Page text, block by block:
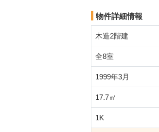
物件詳細情報
木造2階建
全8室
1999年3月
17.7㎡
1K